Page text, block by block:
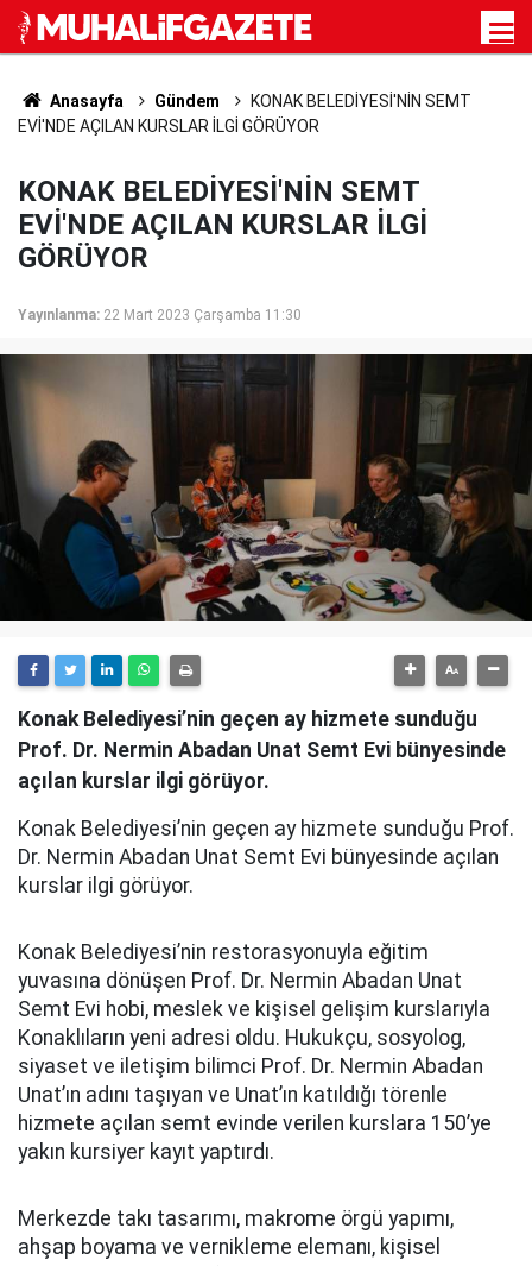
Anasayfa Gündem
KONAK BELEDİYESİ'NİN SEMT
EVİ'NDE AÇILAN KURSLAR İLGİ GÖRÜYOR
KONAK BELEDİYESİ'NİN SEMT
EVİ'NDE AÇILAN KURSLAR İLGİ
GÖRÜYOR
Yayınlanma: 22 Mart 2023 Çarşamba 11:30
Konak Belediyesi’nin geçen ay hizmete sunduğu
Prof. Dr. Nermin Abadan Unat Semt Evi bünyesinde
açılan kurslar ilgi görüyor.
Konak Belediyesi’nin geçen ay hizmete sunduğu Prof.
Dr. Nermin Abadan Unat Semt Evi bünyesinde açılan
kurslar ilgi görüyor.
Konak Belediyesi’nin restorasyonuyla eğitim
yuvasına dönüşen Prof. Dr. Nermin Abadan Unat
Semt Evi hobi, meslek ve kişisel gelişim kurslarıyla
Konaklıların yeni adresi oldu. Hukukçu, sosyolog,
siyaset ve iletişim bilimci Prof. Dr. Nermin Abadan
Unat’ın adını taşıyan ve Unat’ın katıldığı törenle
hizmete açılan semt evinde verilen kurslara 150’ye
yakın kursiyer kayıt yaptırdı.
Merkezde takı tasarımı, makrome örgü yapımı,
ahşap boyama ve vernikleme elemanı, kişisel